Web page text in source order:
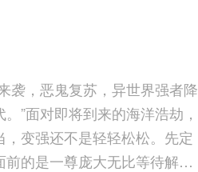
袭，恶鬼复苏，异世界强者降
”面对即将到来的海洋浩劫，
变强还不是轻轻松松。先定
的是一尊庞大无比等待解剖